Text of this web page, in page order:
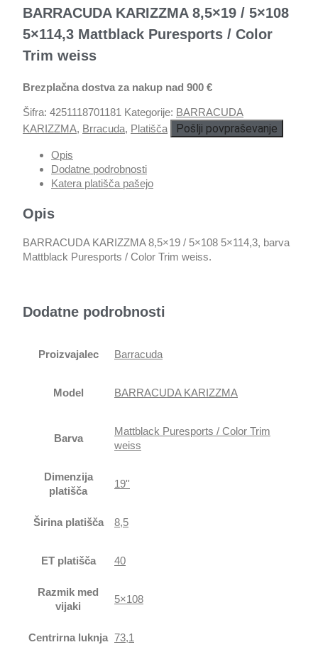
BARRACUDA KARIZZMA 8,5×19 / 5×108
5×114,3 Mattblack Puresports / Color
Trim weiss
Brezplačna dostva za nakup nad 900 €
Šifra: 4251118701181 Kategorije: BARRACUDA
KARIZZMA, Brracuda, Platišča Pošlji povpraševanje
Opis
Dodatne podrobnosti
Katera platišča pašejo
Opis
BARRACUDA KARIZZMA 8,5×19 / 5×108 5×114,3, barva
Mattblack Puresports / Color Trim weiss.
Dodatne podrobnosti
Proizvajalec Barracuda
Model BARRACUDA KARIZZMA
Barva
Mattblack Puresports / Color Trim
weiss
Dimenzija
platišča
19''
Širina platišča 8,5
ET platišča 40
Razmik med
vijaki
5×108
Centrirna luknja 73,1